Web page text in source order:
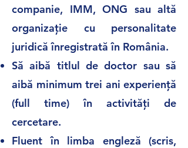
companie, IMM, ONG sau altă
organizație cu personalitate
juridică înregistrată în România.
Să aibă titlul de doctor sau să
aibă minimum trei ani experiență
(full time) în activități de
cercetare.
Fluent în limba engleză (scris,